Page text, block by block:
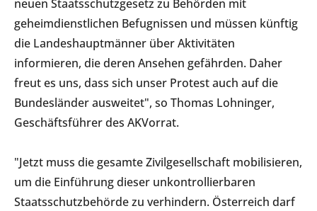
neuen Staatsschutzgesetz zu Behörden mit
geheimdienstlichen Befugnissen und müssen künftig
die Landeshauptmänner über Aktivitäten
informieren, die deren Ansehen gefährden. Daher
freut es uns, dass sich unser Protest auch auf die
Bundesländer ausweitet", so Thomas Lohninger,
Geschäftsführer des AKVorrat.
"Jetzt muss die gesamte Zivilgesellschaft mobilisieren,
um die Einführung dieser unkontrollierbaren
Staatsschutzbehörde zu verhindern. Österreich darf